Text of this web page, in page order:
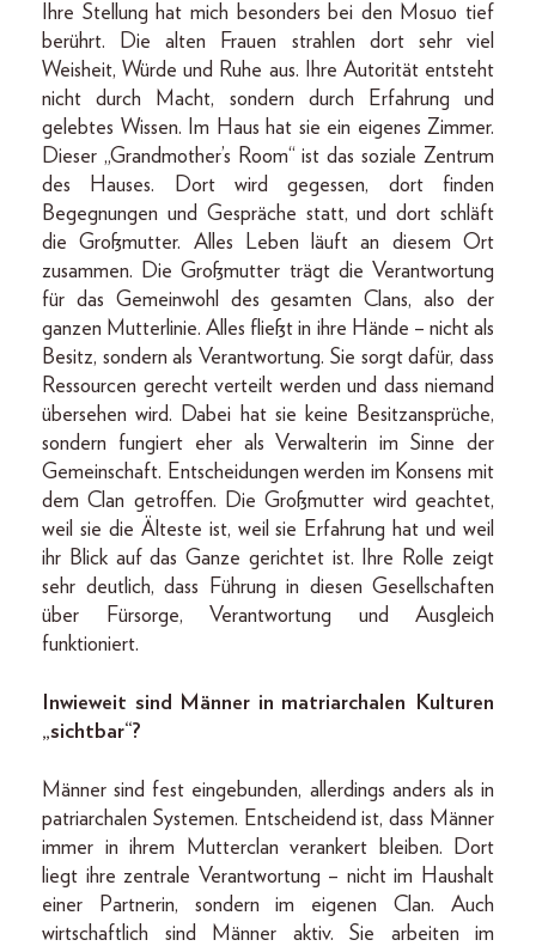
Ihre Stellung hat mich besonders bei den Mosuo tief
berührt. Die alten Frauen strahlen dort sehr viel
Weisheit, Würde und Ruhe aus. Ihre Autorität entsteht
nicht durch Macht, sondern durch Erfahrung und
gelebtes Wissen. Im Haus hat sie ein eigenes Zimmer.
Dieser „Grandmother’s Room“ ist das soziale Zentrum
des Hauses. Dort wird gegessen, dort finden
Begegnungen und Gespräche statt, und dort schläft
die Großmutter. Alles Leben läuft an diesem Ort
zusammen. Die Großmutter trägt die Verantwortung
für das Gemeinwohl des gesamten Clans, also der
ganzen Mutterlinie. Alles fließt in ihre Hände – nicht als
Besitz, sondern als Verantwortung. Sie sorgt dafür, dass
Ressourcen gerecht verteilt werden und dass niemand
übersehen wird. Dabei hat sie keine Besitzansprüche,
sondern fungiert eher als Verwalterin im Sinne der
Gemeinschaft. Entscheidungen werden im Konsens mit
dem Clan getroffen. Die Großmutter wird geachtet,
weil sie die Älteste ist, weil sie Erfahrung hat und weil
ihr Blick auf das Ganze gerichtet ist. Ihre Rolle zeigt
sehr deutlich, dass Führung in diesen Gesellschaften
über Fürsorge, Verantwortung und Ausgleich
funktioniert.
Inwieweit sind Männer in matriarchalen Kulturen
„sichtbar“?
Männer sind fest eingebunden, allerdings anders als in
patriarchalen Systemen. Entscheidend ist, dass Männer
immer in ihrem Mutterclan verankert bleiben. Dort
liegt ihre zentrale Verantwortung – nicht im Haushalt
einer Partnerin, sondern im eigenen Clan. Auch
wirtschaftlich sind Männer aktiv. Sie arbeiten im